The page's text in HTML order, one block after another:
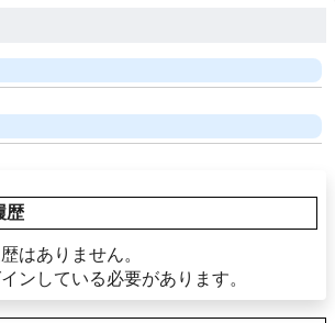
歴
はありません。
ンしている必要があります。